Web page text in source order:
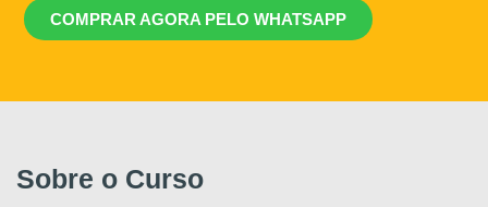
COMPRAR AGORA PELO WHATSAPP
Sobre o Curso